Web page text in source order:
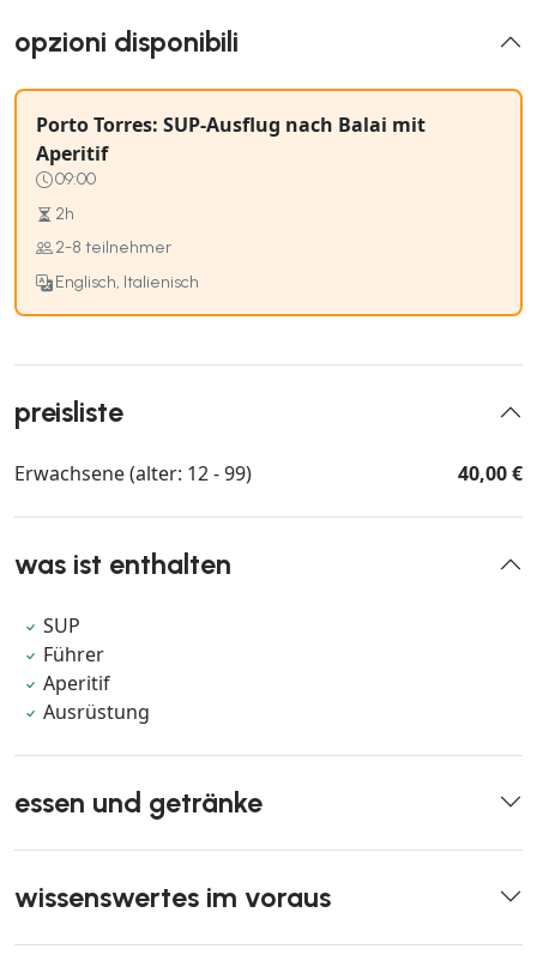
opzioni disponibili
Porto Torres: SUP-Ausflug nach Balai mit
Aperitif
09:00
2h
2-8 teilnehmer
Englisch, Italienisch
preisliste
Erwachsene (alter: 12 - 99) 40,00 €
was ist enthalten
SUP
Führer
Aperitif
Ausrüstung
essen und getränke
wissenswertes im voraus